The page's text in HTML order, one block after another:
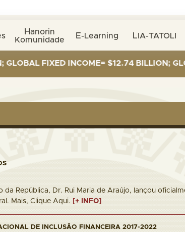
Hanorin
Komunidade E-Learning LIA-TATOLI
FIXED INCOME= $12.74 BILLION; GLOBAL
da República, Dr. Rui Maria de Araújo, lançou
Mais, Clique Aqui. [+ INFO]
DE INCLUSÃO FINANCEIRA 2017-2022